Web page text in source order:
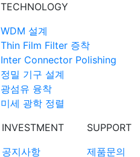
TECHNOLOGY
WDM 설계
Thin Film Filter 증착
Inter Connector Polishing
정밀 기구 설계
광섬유 융착
미세 광학 정렬
INVESTMENT
공지사항
SUPPORT
제품문의